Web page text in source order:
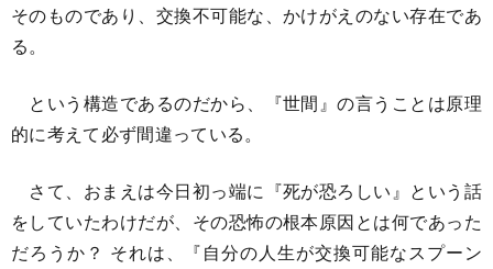
そのものであり、交換不可能な、かけがえのない存在であ
る。
という構造であるのだから、『世間』の言うことは原理
的に考えて必ず間違っている。
さて、おまえは今日初っ端に『死が恐ろしい』という話
をしていたわけだが、その恐怖の根本原因とは何であった
だろうか？ それは、『自分の人生が交換可能なスプーン